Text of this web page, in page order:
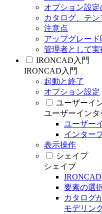
オプション設
カタログ、テ
注意点
アップグレー
管理者として実
IRONCAD入門
IRONCAD入門
起動と終了
オプション設定
ユーザーイ
ユーザーインタ
ユーザー
インター
表示操作
シェイプ
シェイプ
要素の選
カタログ
モデリン